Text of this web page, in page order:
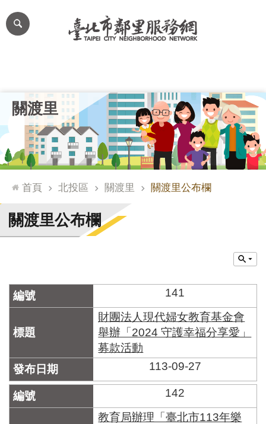
跳到主要內容區塊
網
站
台
通
臺
北
市
門
牌
合
檢
系
統
文
化
關渡里
首頁 北投區 關渡里 關渡里公布欄
關渡里公布欄
141
財團法人現代婦女教育基金會
舉辦「2024 守護幸福分享愛」
募款活動
113-09-27
142
教育局辦理「臺北市113年樂